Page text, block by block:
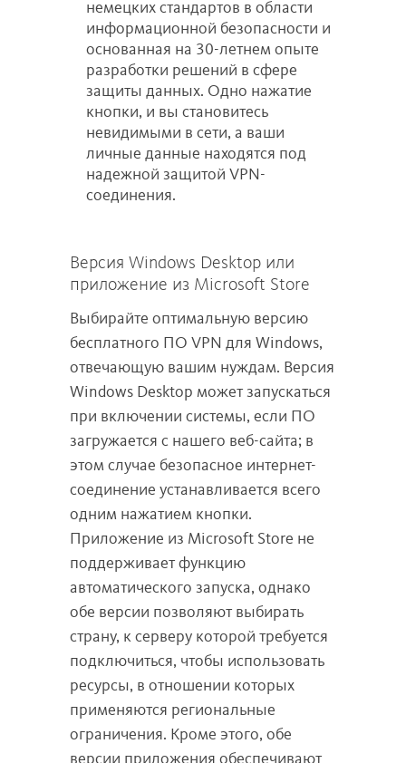
немецких стандартов в области
информационной безопасности и
основанная на 30-летнем опыте
разработки решений в сфере
защиты данных. Одно нажатие
кнопки, и вы становитесь
невидимыми в сети, а ваши
личные данные находятся под
надежной защитой VPN-
соединения.
Версия Windows Desktop или
приложение из Microsoft Store
Выбирайте оптимальную версию
бесплатного ПО VPN для Windows,
отвечающую вашим нуждам. Версия
Windows Desktop может запускаться
при включении системы, если ПО
загружается с нашего веб-сайта; в
этом случае безопасное интернет-
соединение устанавливается всего
одним нажатием кнопки.
Приложение из Microsoft Store не
поддерживает функцию
автоматического запуска, однако
обе версии позволяют выбирать
страну, к серверу которой требуется
подключиться, чтобы использовать
ресурсы, в отношении которых
применяются региональные
ограничения. Кроме этого, обе
версии приложения обеспечивают